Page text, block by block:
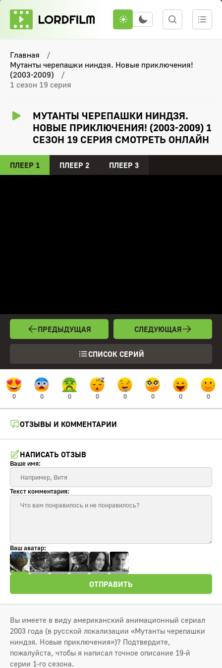
Главная
Мутанты черепашки ниндзя. Новые приключения!
(2003-2009)
1 сезон 19 серия
МУТАНТЫ ЧЕРЕПАШКИ НИНДЗЯ.
НОВЫЕ ПРИКЛЮЧЕНИЯ! (2003-2009) 1
СЕЗОН 19 СЕРИЯ СМОТРЕТЬ ОНЛАЙН
ПЛЕЕР 1 ПЛЕЕР 2 ПЛЕЕР 3
ПРЕДЫДУЩАЯ
СПИСОК СЕРИЙ
СЛЕДУЮЩАЯ
0 0 0 0 0 0 0 0
ОТЗЫВЫ И КОММЕНТАРИИ
НАПИСАТЬ ОТЗЫВ
Ваше имя:
Текст комментария:
Ваш аватар:
ОТПРАВИТЬ
Вы имеете в виду американский анимационный сериал
2003 года (в русской локализации «Мутанты черепашки
ниндзя. Новые приключения»)? Подтвердите,
пожалуйста, чтобы я написал точное описание 19-й
серии 1-го сезона.